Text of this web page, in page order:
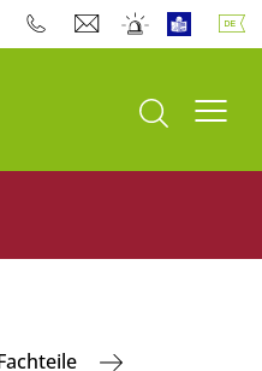
Suche öffnen